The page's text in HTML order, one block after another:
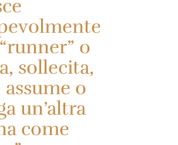
o
sollecita,
o
un’altra
come